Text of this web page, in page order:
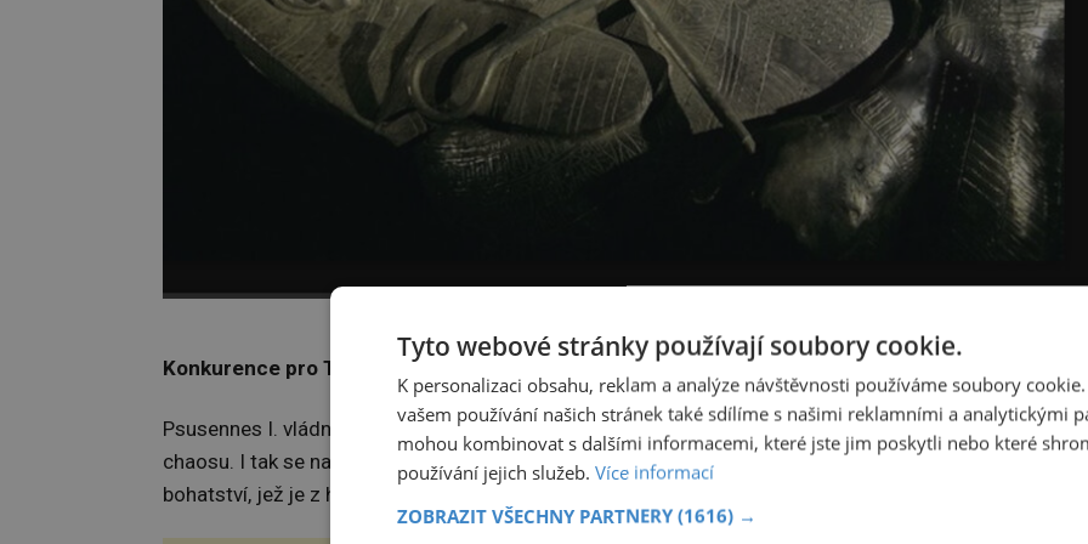
Konkurence pro Tutanchamona?
Psusennes I. vládne Egyptu zhruba mezi lety 1047–1001 př.n.l. – v době, kdy se říše zmítá v
chaosu. I tak se na trůnu udrží neuvěřitelných 46 let, a právě tomu pravděpodobně vděčí za své
bohatství, jež je z hrobky jasně patrné.
Tyto webové stránky používají soubory cookie.
K personalizaci obsahu, reklam a analýze návštěvnosti používáme soubory
vašem používání našich stránek také sdílíme s našimi reklamními a analytickými
mohou kombinovat s dalšími informacemi, které jste jim poskytli nebo které
používání jejich služeb. Více informací
ZOBRAZIT VŠECHNY PARTNERY (1616) →